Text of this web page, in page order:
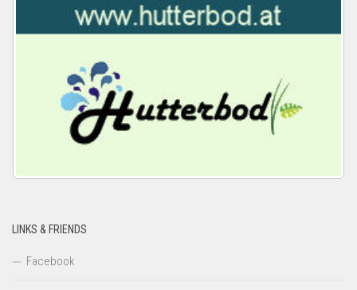
LINKS & FRIENDS
Facebook